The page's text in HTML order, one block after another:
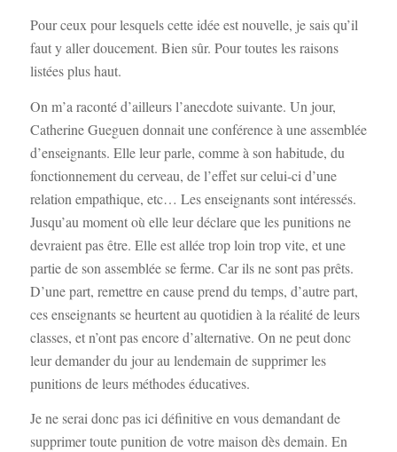
Pour ceux pour lesquels cette idée est nouvelle, je sais qu’il
faut y aller doucement. Bien sûr. Pour toutes les raisons
listées plus haut.
On m’a raconté d’ailleurs l’anecdote suivante. Un jour,
Catherine Gueguen donnait une conférence à une assemblée
d’enseignants. Elle leur parle, comme à son habitude, du
fonctionnement du cerveau, de l’effet sur celui-ci d’une
relation empathique, etc… Les enseignants sont intéressés.
Jusqu’au moment où elle leur déclare que les punitions ne
devraient pas être. Elle est allée trop loin trop vite, et une
partie de son assemblée se ferme. Car ils ne sont pas prêts.
D’une part, remettre en cause prend du temps, d’autre part,
ces enseignants se heurtent au quotidien à la réalité de leurs
classes, et n’ont pas encore d’alternative. On ne peut donc
leur demander du jour au lendemain de supprimer les
punitions de leurs méthodes éducatives.
Je ne serai donc pas ici définitive en vous demandant de
supprimer toute punition de votre maison dès demain. En